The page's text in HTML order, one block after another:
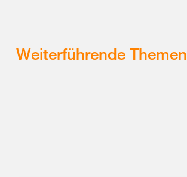
Weiterführende Themen